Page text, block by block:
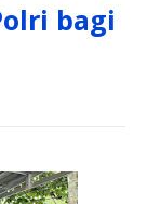
bagi